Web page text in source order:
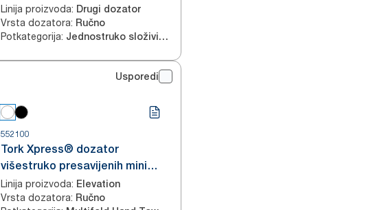
ruke/ručnika presavijenog u
obliku slova C
Linija proizvoda: Drugi dozator
Vrsta dozatora: Ručno
Potkategorija: Jednostruko složivi ručnici za ruke
Usporedi
552100
Tork Xpress® dozator
višestruko presavijenih mini
ručnika za ruke
Linija proizvoda: Elevation
Vrsta dozatora: Ručno